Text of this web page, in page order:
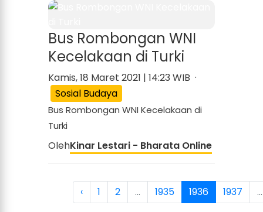
Bus Rombongan WNI
Kecelakaan di Turki
Kamis, 18 Maret 2021 | 14:23 WIB ·
Sosial Budaya
Bus Rombongan WNI Kecelakaan di
Turki
OlehKinar Lestari - Bharata Online
‹ 1 2 ... 1935 1936 1937 ...